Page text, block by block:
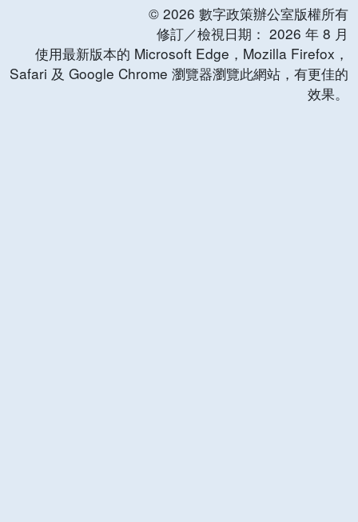
© 2026 數字政策辦公室版權所有
修訂／檢視日期： 2026 年 8 月
使用最新版本的 Microsoft Edge，Mozilla Firefox，
Safari 及 Google Chrome 瀏覽器瀏覽此網站，有更佳的
效果。